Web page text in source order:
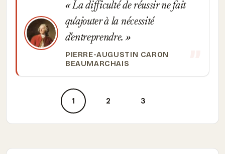
La difficulté de réussir ne fait
qu'ajouter à la nécessité
d'entreprendre.
PIERRE-AUGUSTIN CARON
BEAUMARCHAIS
1 2 3